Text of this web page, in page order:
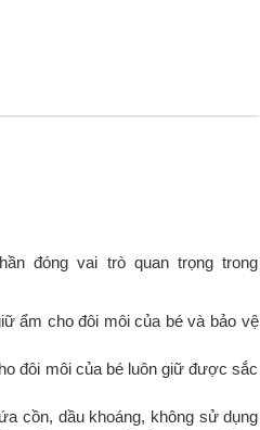
đóng vai trò quan trọng trong
ẩm cho đôi môi của bé và bảo vệ
đôi môi của bé luôn giữ được sắc
cồn, dầu khoáng, không sử dụng